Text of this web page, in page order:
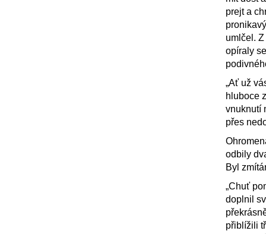
prejt a
umlčel.
opíraly
„Ať už
hluboce
vnuknutí
přes
odbily
Byl
„Chuť
doplnil
přiblížili